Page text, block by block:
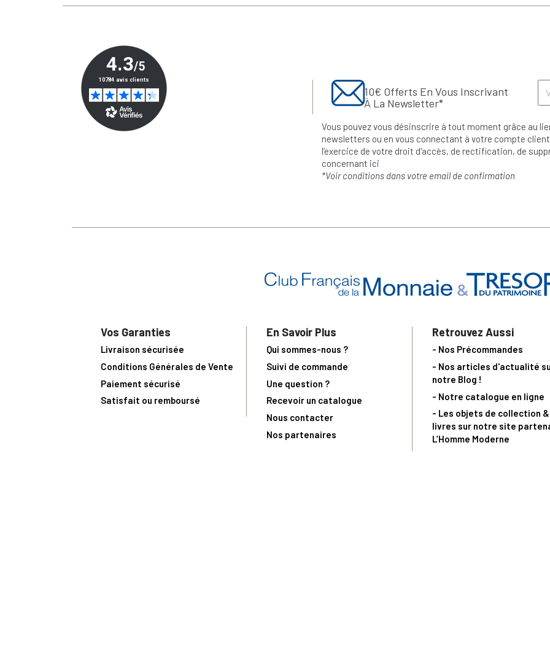
10€ Offerts En Vous Inscrivant
À La Newsletter*
Vous pouvez vous désinscrire à tout moment grâce au
newsletters ou en vous connectant à votre compte
l’exercice de votre droit d'accès, de rectification, de
concernant ici
*Voir conditions dans votre email de confirmation
Vos Garanties
Livraison sécurisée
Conditions Générales de Vente
Paiement sécurisé
Satisfait ou remboursé
En Savoir Plus
Qui sommes-nous ?
Suivi de commande
Une question ?
Recevoir un catalogue
Nous contacter
Nos partenaires
Retrouvez Aussi
- Nos Précommandes
- Nos articles d'actualité
notre Blog !
- Notre catalogue en ligne
- Les objets de collection
livres sur notre site
L’Homme Moderne